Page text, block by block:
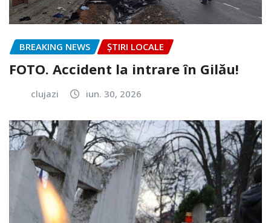
BREAKING NEWS ȘTIRI LOCALE
FOTO. Accident la intrare în Gilău!
clujazi iun. 30, 2026